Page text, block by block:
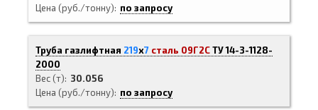
Цена (руб./тонну)
по запросу
Труба газлифтная 219х7 сталь 09Г2СТУ 14-3-1128-
2000
Вес (т)
30.056
Цена (руб./тонну)
по запросу